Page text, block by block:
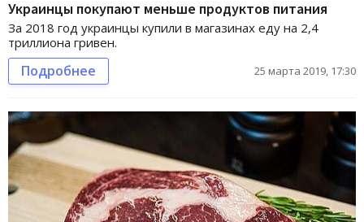
Украинцы покупают меньше продуктов питания
За 2018 год украинцы купили в магазинах еду на 2,4
триллиона гривен.
Подробнее 25 марта 2019, 17:30